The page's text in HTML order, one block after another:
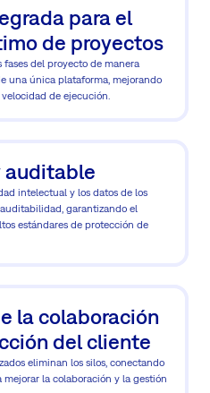
para el
de proyectos
fases del proyecto de manera
una única plataforma, mejorando
de ejecución.
auditable
intelectual y los datos de los
garantizando el
estándares de protección de
la colaboración
del cliente
eliminan los silos, conectando
mejorar la colaboración y la gestión